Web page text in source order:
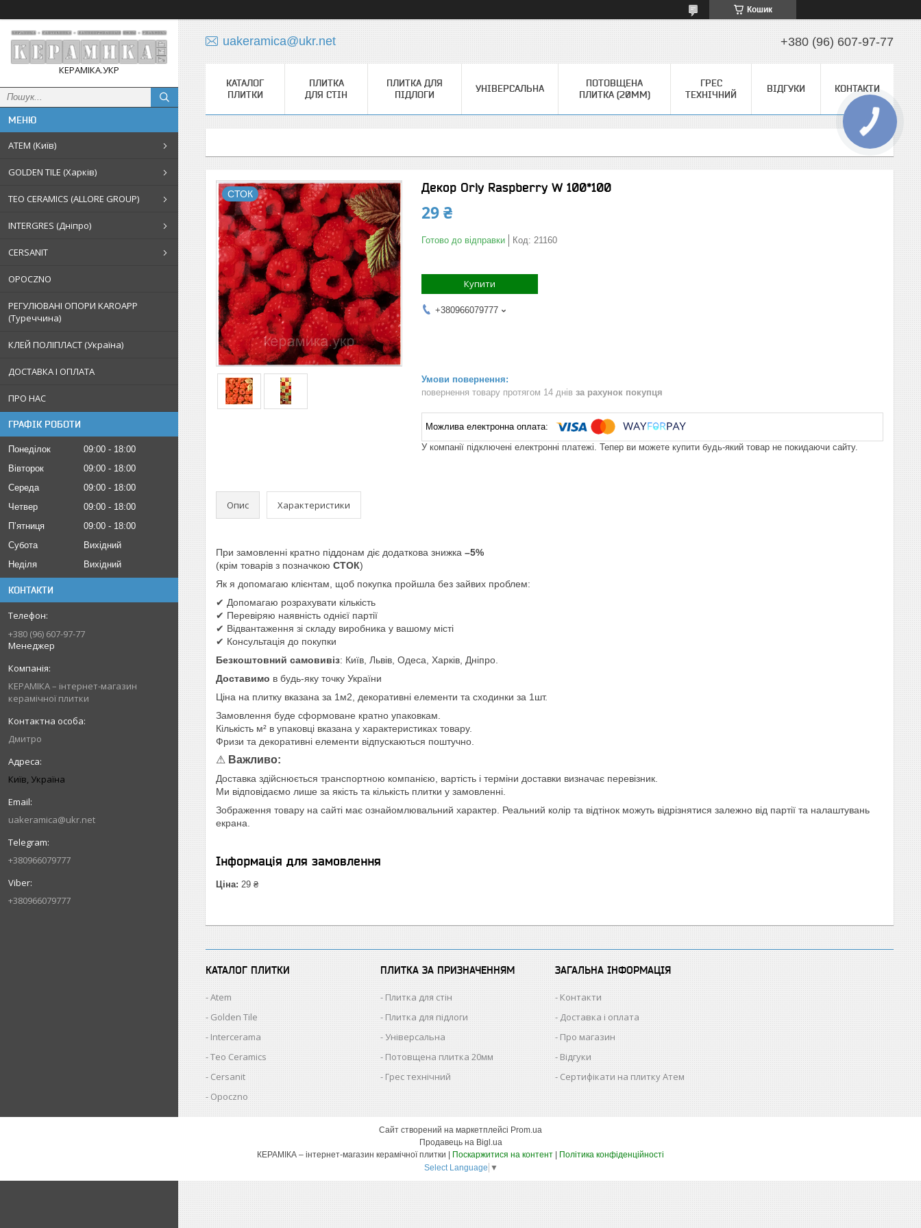
Кошик
КЕРАМІКА.УКР
АТЕМ (Київ)
GOLDEN TILE (Харків)
TEO CERAMICS (ALLORE GROUP)
INTERGRES (Дніпро)
CERSANIT
OPOCZNO
РЕГУЛЮВАНІ ОПОРИ KAROAPP
(Туреччина)
КЛЕЙ ПОЛІПЛАСТ (Україна)
ДОСТАВКА І ОПЛАТА
ПРО НАС
ГРАФІК РОБОТИ
Понеділок 09:00
18:00
Вівторок
09:00
18:00
Середа
09:00
18:00
Четвер
09:00
18:00
Пʼятниця
09:00
18:00
Субота
Вихідний
Неділя
Вихідний
КОНТАКТИ
+380 (96) 607-97-77
Менеджер
КЕРАМІКА – інтернет-магазин
керамічної плитки
Дмитро
Київ, Україна
uakeramica@ukr.net
+380966079777
+380966079777
uakeramica@ukr.net +380 (96) 607-97-77
КАТАЛОГ
ПЛИТКИ
ПЛИТКА
ДЛЯ СТІН
ПЛИТКА ДЛЯ
ПІДЛОГИ
УНІВЕРСАЛЬНА
ПОТОВЩЕНА
ПЛИТКА (20ММ)
ГРЕС
ТЕХНІЧНИЙ
ВІДГУКИ КОНТАКТИ
СТОК Декор Orly Raspberry W 100*100
29 ₴
Готово до відправки Код: 21160
Купити
+380966079777
повернення товару протягом 14 днів за рахунок покупця
У компанії підключені електронні платежі. Тепер ви можете купити будь-який товар не покидаючи сайту.
Опис Характеристики
При замовленні кратно піддонам діє додаткова знижка –5%
(крім товарів з позначкою СТОК)
Як я допомагаю клієнтам, щоб покупка пройшла без зайвих проблем:
✔ Допомагаю розрахувати кількість
✔ Перевіряю наявність однієї партії
✔ Відвантаження зі складу виробника у вашому місті
✔ Консультація до покупки
Безкоштовний самовивіз: Київ, Львів, Одеса, Харків, Дніпро.
Доставимо в будь-яку точку України
Ціна на плитку вказана за 1м2, декоративні елементи та сходинки за 1шт.
Замовлення буде сформоване кратно упаковкам.
Кількість м² в упаковці вказана у характеристиках товару.
Фризи та декоративні елементи відпускаються поштучно.
⚠ Важливо:
Доставка здійснюється транспортною компанією, вартість і терміни доставки визначає перевізник.
Ми відповідаємо лише за якість та кількість плитки у замовленні.
Зображення товару на сайті має ознайомлювальний характер. Реальний колір та відтінок можуть відрізнятися залежно від партії та налаштувань
екрана.
Інформація для замовлення
Ціна: 29 ₴
КАТАЛОГ ПЛИТКИ
Atem
Golden Tile
Intercerama
Teo Ceramics
Cersanit
Opoczno
ПЛИТКА ЗА ПРИЗНАЧЕННЯМ
Плитка для стін
Плитка для підлоги
Універсальна
Потовщена плитка 20мм
Грес технічний
ЗАГАЛЬНА ІНФОРМАЦІЯ
Контакти
Доставка і оплата
Про магазин
Відгуки
Сертифікати на плитку Атем
Сайт створений на маркетплейсі Prom.ua
Продавець на Bigl.ua
Поскаржитися на контент
Політика конфіденційності
Select Language ▼